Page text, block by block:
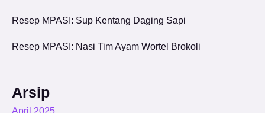
Resep MPASI: Sup Kentang Daging Sapi
Resep MPASI: Nasi Tim Ayam Wortel Brokoli
Arsip
April 2025